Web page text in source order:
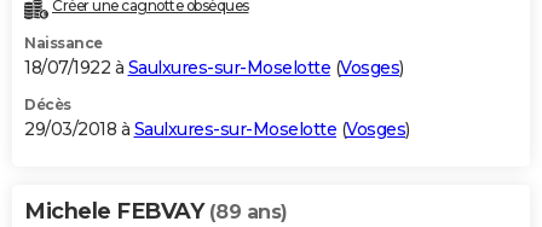
Créer une cagnotte obsèques
Naissance
18/07/1922 à Saulxures-sur-Moselotte (Vosges)
Décès
29/03/2018 à Saulxures-sur-Moselotte (Vosges)
Michele FEBVAY (89 ans)